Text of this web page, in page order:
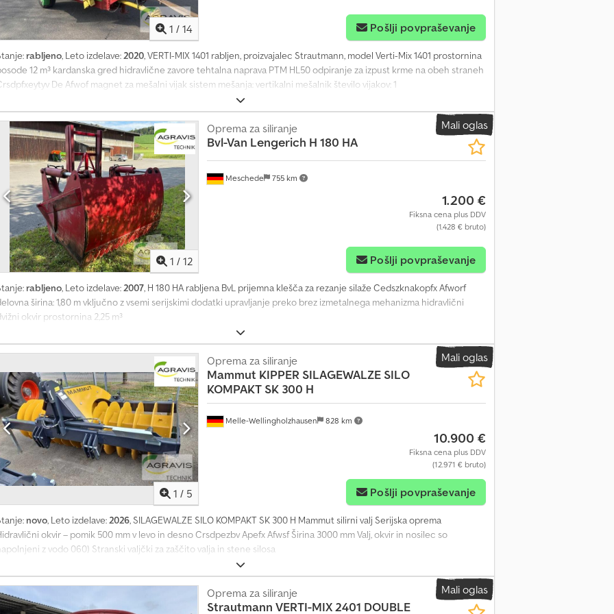
1 / 14 Pošlji povpraševanje
rabljeno, Leto izdelave:2020, VERTI-MIX 1401 rabljen, proizvajalec Strautmann, model Verti-Mix 1401 prostornina
12 m³ kardanska gred hidravlične zavore tehtalna naprava PTM HL50 odpiranje za izpust krme na obeh straneh
De Afwof magnet za mešalni vijak sistem mešanja: vertikalni mešalnik število vijakov: 1
Mali oglas
1 / 12
Meschede 755 km
Oprema za siliranje
Bvl-Van Lengerich H 180 HA
1.200 €
Fiksna cena plus DDV
(1.428 € bruto)
Pošlji povpraševanje
rabljeno, Leto izdelave:2007, H 180 HA rabljena BvL prijemna klešča za rezanje silaže Cedszknakopfx Afworf
širina: 1,80 m vključno z vsemi serijskimi dodatki upravljanje preko brez izmetalnega mehanizma hidravlični
okvir prostornina 2,25 m³
Mali oglas
1 / 5
Melle-Wellingholzhausen 828 km
Oprema za siliranje
Mammut KIPPER SILAGEWALZE SILO
KOMPAKT SK 300 H
10.900 €
Fiksna cena plus DDV
(12.971 € bruto)
Pošlji povpraševanje
novo, Leto izdelave:2026, SILAGEWALZE SILO KOMPAKT SK 300 H Mammut silirni valj Serijska oprema
okvir – pomik 500 mm v levo in desno Crsdpezbv Apefx Afwsf Širina 3000 mm Valj, okvir in nosilec so
z vodo 060) Stranski valjčki za zaščito valja in stene silosa
Mali oglas
Oprema za siliranje
Strautmann VERTI-MIX 2401 DOUBLE